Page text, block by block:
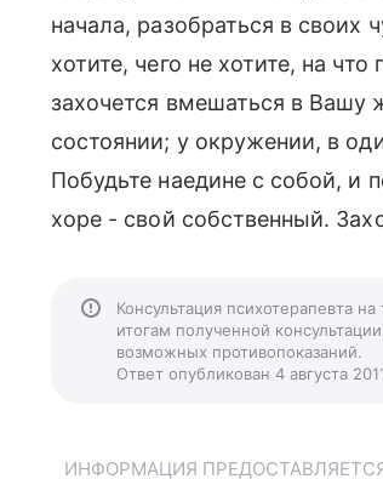
начала, разобраться в своих
хотите, чего не хотите, на
захочется вмешаться в
состоянии; у окружении, в
Побудьте наедине с собой, и
хоре - свой собственный.
Консультация психотерапевта
итогам полученной
возможных противопоказаний.
Ответ опубликован 4 августа
ИНФОРМАЦИЯ